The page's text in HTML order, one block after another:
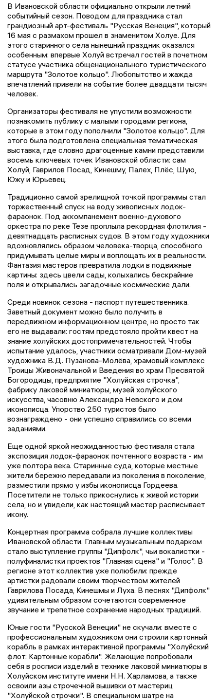
В Ивановской области официально открыли летний
событийный сезон. Поводом для праздника стал
грандиозный арт-фестиваль "Русская Венеция", который
16 мая с размахом прошел в знаменитом Холуе. Для
этого старинного села нынешний праздник оказался
особенным: впервые Холуй встречал гостей в почетном
статусе участника общенационального туристического
маршрута "Золотое кольцо". Любопытство и жажда
впечатлений привели на событие более двадцати тысяч
человек.
Организаторы фестиваля не упустили возможности
познакомить публику с малыми городами региона,
которые в этом году пополнили "Золотое кольцо". Для
этого была подготовлена специальная тематическая
выставка, где словно драгоценные камни представили
восемь ключевых точек Ивановской области: сам
Холуй, Гаврилов Посад, Кинешму, Палех, Плёс, Шую,
Южу и Юрьевец.
Традиционно самой зрелищной точкой программы стал
торжественный спуск на воду живописных лодок-
фараонок. Под аккомпанемент военно-духового
оркестра по реке Тезе проплыла рекордная флотилия -
девятнадцать расписных судов. В этом году художники
вдохновлялись образом человека-творца, способного
придумывать целые миры и воплощать их в реальности.
Фантазия мастеров превратила лодки в подвижные
картины: здесь цвели сады, колыхались бескрайние
поля и открывались загадочные космические дали.
Среди новинок сезона - паспорт путешественника.
Заветный документ можно было получить в
передвижном информационном центре, но просто так
его не выдавали: гостям предстояло пройти квест на
знание холуйских достопримечательностей. Чтобы
испытание удалось, участники осматривали Дом-музей
художника В.Д. Пузанова-Молёва, храмовый комплекс
Троицы Живоначальной и Введения во храм Пресвятой
Богородицы, предприятие "Холуйская строчка",
фабрику лаковой миниатюры, музей холуйского
искусства, часовню Александра Невского и дом
иконописца. Упорство 250 туристов было
вознаграждено - они успешно справились со всеми
заданиями.
Еще одной яркой неожиданностью фестиваля стала
экспозиция лодок-фараонок почтенного возраста - им
уже полтора века. Старинные суда, которые местные
жители бережно передавали из поколения в поколение,
разместили прямо у избы иконописца Гордеева.
Посетители не только прикоснулись к живой истории
села, но и увидели, как настоящий мастер расписывает
икону.
Концертная программа собрала лучшие коллективы
Ивановской области. Главным музыкальным подарком
стало выступление группы "Дипфолк", чьи вокалистки -
полуфиналистки проектов "Главная сцена" и "Голос". В
регионе этот коллектив уже полюбили: прежде
артистки радовали своим творчеством жителей
Гаврилова Посада, Кинешмы и Луха. В песнях "Дипфолк"
удивительным образом сочетаются современное
звучание и трепетное сохранение народных традиций.
Юные гости "Русской Венеции" не скучали: вместе с
профессиональным художником они строили картонный
корабль в рамках интерактивной программы "Холуйский
флот: Картонные корабли". Желающие попробовали
себя в росписи изделий в технике лаковой миниатюры в
Холуйском институте имени Н.Н. Харламова, а также
освоили азы строчечной вышивки от мастериц
"Холуйской строчки". В специальном шатре на